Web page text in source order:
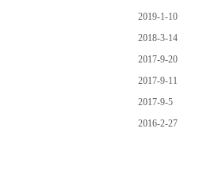
2019-1-10
2018-3-14
2017-9-20
2017-9-11
2017-9-5
2016-2-27